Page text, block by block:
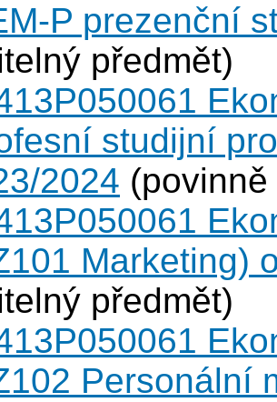
P prezenční
předmět)
studijní
2024
Marketing)
předmět)
Personální